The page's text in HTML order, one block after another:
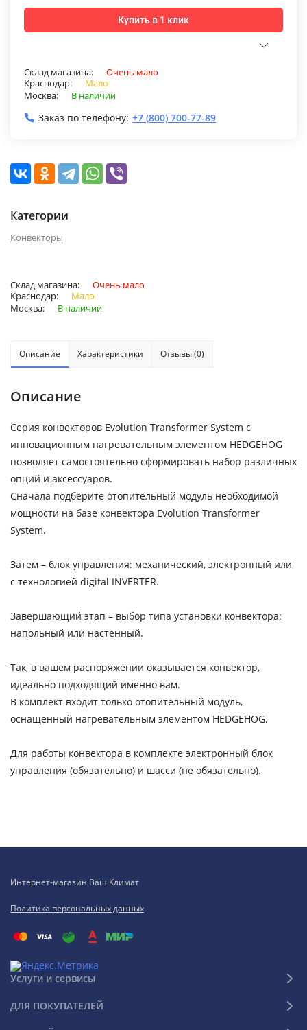
Купить в 1 клик
Склад магазина:
Очень мало
Краснодар:
Мало
Москва:
В наличии
Заказ по телефону: +7 (800) 700-77-89
Категории
Конвекторы
Склад магазина:
Очень мало
Краснодар:
Мало
Москва:
В наличии
Описание Характеристики Отзывы (0)
Описание
Серия конвекторов Evolution Transformer System с
инновационным нагревательным элементом HEDGEHOG
позволяет самостоятельно сформировать набор различных
опций и аксессуаров.
Сначала подберите отопительный модуль необходимой
мощности на базе конвектора Evolution Transformer
System.
Затем – блок управления: механический, электронный или
с технологией digital INVERTER.
Завершающий этап – выбор типа установки конвектора:
напольный или настенный.
Так, в вашем распоряжении оказывается конвектор,
идеально подходящий именно вам.
В комплект входит только отопительный модуль,
оснащенный нагревательным элементом HEDGEHOG.
Для работы конвектора в комплекте электронный блок
управления (обязательно) и шасси (не обязательно).
Интернет-магазин Ваш Климат
Политика персональных данных
Услуги и сервисы
ДЛЯ ПОКУПАТЕЛЕЙ